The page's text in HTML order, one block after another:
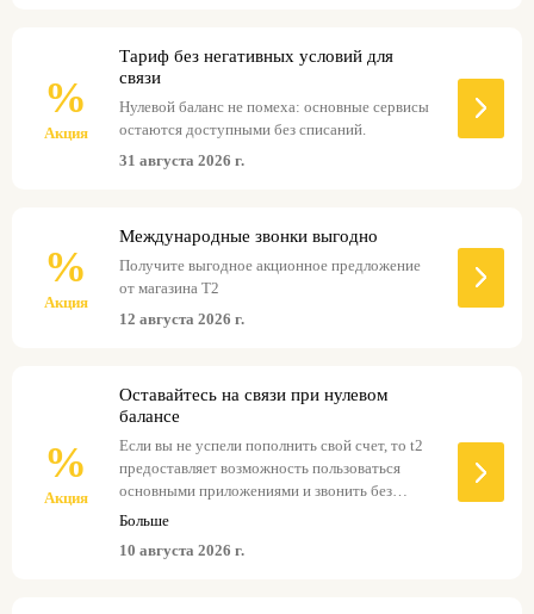
%
Акция
Тариф без негативных условий для
связи
Нулевой баланс не помеха: основные сервисы
остаются доступными без списаний.
31 августа 2026 г.
%
Акция
Международные звонки выгодно
Получите выгодное акционное предложение
от магазина Т2
12 августа 2026 г.
%
Акция
Оставайтесь на связи при нулевом
балансе
Если вы не успели пополнить свой счет, то t2
предоставляет возможность пользоваться
основными приложениями и звонить без
ограничений на все номера своего оператора
Больше
10 августа 2026 г.